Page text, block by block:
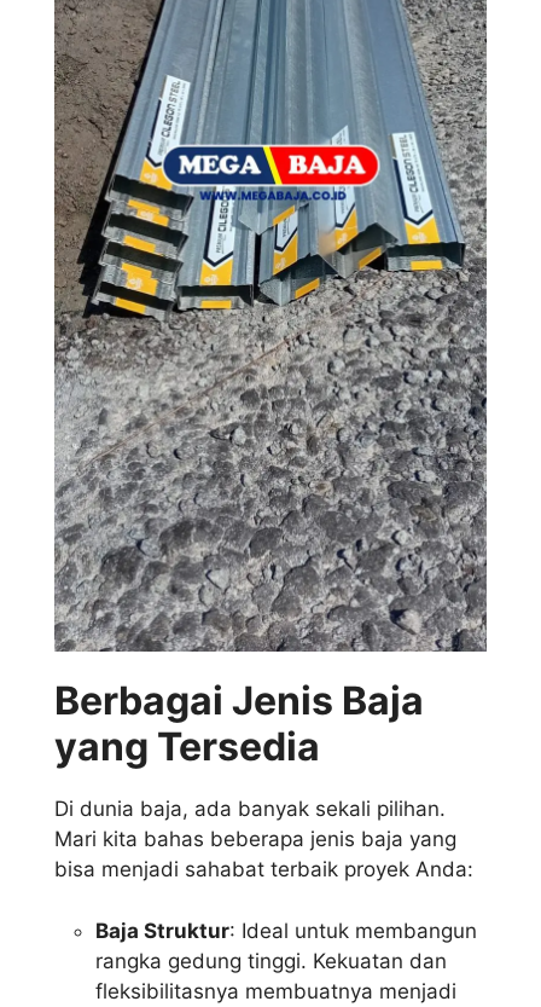
Berbagai Jenis Baja
yang Tersedia
Di dunia baja, ada banyak sekali pilihan.
Mari kita bahas beberapa jenis baja yang
bisa menjadi sahabat terbaik proyek Anda:
Baja Struktur: Ideal untuk membangun
rangka gedung tinggi. Kekuatan dan
fleksibilitasnya membuatnya menjadi